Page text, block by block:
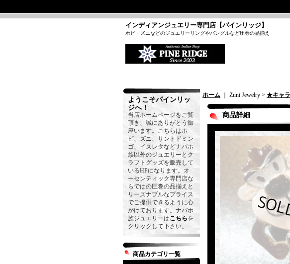
インディアンジュエリー専門店【パインリッジ】
ホピ・ズニなどのジュエリーリングやバングルなど圧巻の品揃え
ようこそパインリッ
ジへ！
当店ホームページをご覧
頂き、誠にありがとう御
座います。こちらはホ
ピ、ズニ、サントドミン
ゴ、イスレタなどナバホ
族以外のジュエリーとク
ラフトグッズを販売して
いるHPになります。オ
ーセンティック専門店な
らではの圧巻の品揃えと
リーズナブルなプライス
でご提供できるように心
がけております。ナバホ
族ジュエリーはこちらを
クリックして下さい。
商品カテゴリ一覧
ホーム ｜ Zuni Jewelry > ★キャ
商品詳細